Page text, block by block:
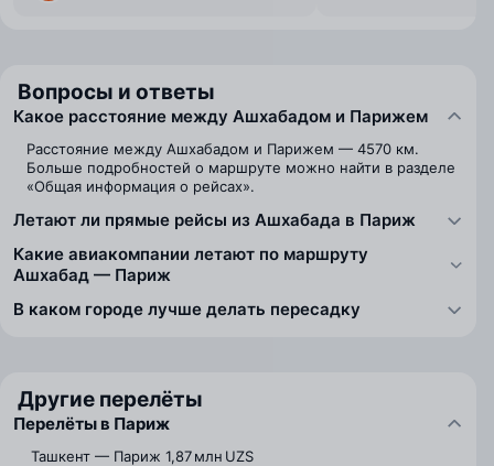
Вопросы и ответы
Какое расстояние между Ашхабадом и Парижем
Расстояние между Ашхабадом и Парижем — 4570 км.
Больше подробностей о маршруте можно найти в разделе
«Общая информация о рейсах».
Летают ли прямые рейсы из Ашхабада в Париж
Какие авиакомпании летают по маршруту
Ашхабад — Париж
В каком городе лучше делать пересадку
Другие перелёты
Перелёты в Париж
Ташкент — Париж 1,87 млн UZS